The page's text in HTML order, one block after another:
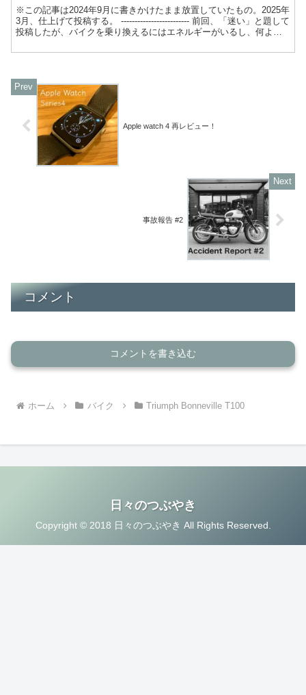
※この記事は2024年9月に書きかけたまま放置していたもの。2025年
3月、仕上げて投稿する。 ------------------------- 前回、「迷い」と題して
投稿したが、バイクを乗り換えるにはエネルギーがいるし、何より
Apple watch 4 再レビュー！
事故報告 #2
コメント
コメントを書き込む
ホーム バイク Triumph Bonneville T100
日々のつぶやき
Copyright © 2018 日々のつぶやき All Rights Reserved.